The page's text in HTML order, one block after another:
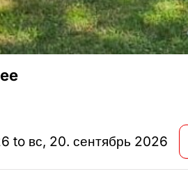
to вс, 20. сентябрь 2026